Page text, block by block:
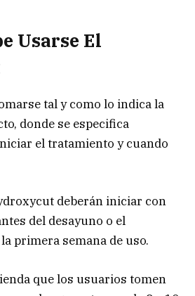
Usarse El
tal y como lo indica la
donde se especifica
el tratamiento y cuando
deberán iniciar con
del desayuno o el
primera semana de uso.
que los usuarios tomen